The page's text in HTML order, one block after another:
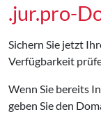
.jur.pro-
Sichern Sie jetzt
Verfügbarkeit
Wenn Sie bereits
geben Sie den